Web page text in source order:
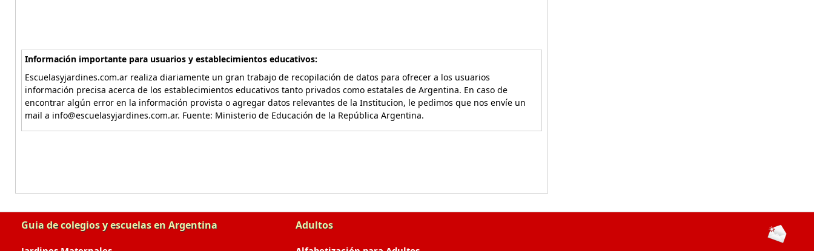
Información importante para usuarios y establecimientos educativos:
Escuelasyjardines.com.ar realiza diariamente un gran trabajo de recopilación de datos para ofrecer a los usuarios
información precisa acerca de los establecimientos educativos tanto privados como estatales de Argentina. En caso de
encontrar algún error en la información provista o agregar datos relevantes de la Institucion, le pedimos que nos envíe un
mail a info@escuelasyjardines.com.ar. Fuente: Ministerio de Educación de la República Argentina.
Guia de colegios y escuelas en Argentina Adultos